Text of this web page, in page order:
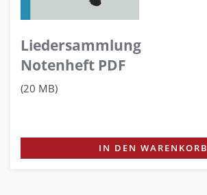
Liedersammlung
Notenheft PDF
(20 MB)
IN DEN WARENKORB